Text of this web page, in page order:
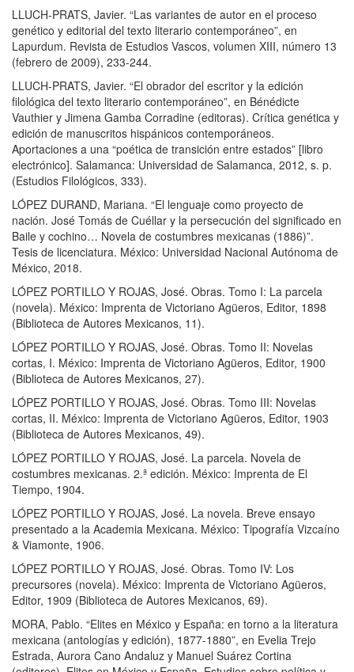
LLUCH-PRATS, Javier. “Las variantes de autor en el proceso
genético y editorial del texto literario contemporáneo”, en
Lapurdum. Revista de Estudios Vascos, volumen XIII, número 13
(febrero de 2009), 233-244.
LLUCH-PRATS, Javier. “El obrador del escritor y la edición
filológica del texto literario contemporáneo”, en Bénédicte
Vauthier y Jimena Gamba Corradine (editoras). Crítica genética y
edición de manuscritos hispánicos contemporáneos.
Aportaciones a una “poética de transición entre estados” [libro
electrónico]. Salamanca: Universidad de Salamanca, 2012, s. p.
(Estudios Filológicos, 333).
LÓPEZ DURAND, Mariana. “El lenguaje como proyecto de
nación. José Tomás de Cuéllar y la persecución del significado en
Baile y cochino… Novela de costumbres mexicanas (1886)”.
Tesis de licenciatura. México: Universidad Nacional Autónoma de
México, 2018.
LÓPEZ PORTILLO Y ROJAS, José. Obras. Tomo I: La parcela
(novela). México: Imprenta de Victoriano Agüeros, Editor, 1898
(Biblioteca de Autores Mexicanos, 11).
LÓPEZ PORTILLO Y ROJAS, José. Obras. Tomo II: Novelas
cortas, I. México: Imprenta de Victoriano Agüeros, Editor, 1900
(Biblioteca de Autores Mexicanos, 27).
LÓPEZ PORTILLO Y ROJAS, José. Obras. Tomo III: Novelas
cortas, II. México: Imprenta de Victoriano Agüeros, Editor, 1903
(Biblioteca de Autores Mexicanos, 49).
LÓPEZ PORTILLO Y ROJAS, José. La parcela. Novela de
costumbres mexicanas. 2.ª edición. México: Imprenta de El
Tiempo, 1904.
LÓPEZ PORTILLO Y ROJAS, José. La novela. Breve ensayo
presentado a la Academia Mexicana. México: Tipografía Vizcaíno
& Viamonte, 1906.
LÓPEZ PORTILLO Y ROJAS, José. Obras. Tomo IV: Los
precursores (novela). México: Imprenta de Victoriano Agüeros,
Editor, 1909 (Biblioteca de Autores Mexicanos, 69).
MORA, Pablo. “Elites en México y España: en torno a la literatura
mexicana (antologías y edición), 1877-1880”, en Evelia Trejo
Estrada, Aurora Cano Andaluz y Manuel Suárez Cortina